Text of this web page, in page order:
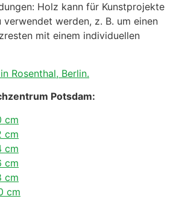
Holz kann für Kunstprojekte
werden, z. B. um einen
mit einem individuellen
Rosenthal, Berlin.
Potsdam:
cm
cm
cm
cm
cm
cm